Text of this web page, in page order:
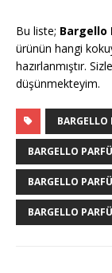
Bu liste; Bargello
ürünün hangi
hazırlanmıştır.
düşünmekteyim.
BARGELLO
BARGELLO
BARGELLO